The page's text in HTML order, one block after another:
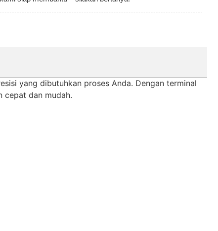
yang dibutuhkan proses Anda. Dengan terminal
cepat dan mudah.